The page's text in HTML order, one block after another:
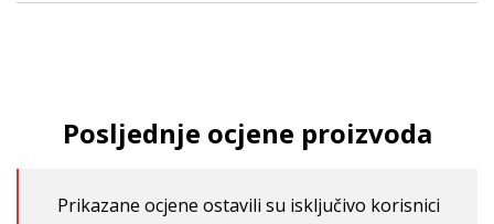
Posljednje ocjene proizvoda
Prikazane ocjene ostavili su isključivo korisnici